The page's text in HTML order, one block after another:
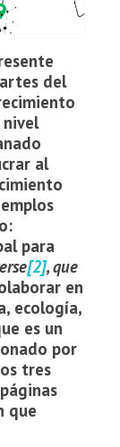
del
nivel
al
para
[2], que
en
ecología,
es un
por
tres
que